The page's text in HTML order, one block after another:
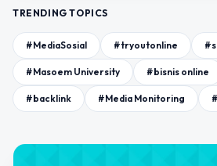
TRENDING TOPICS
#MediaSosial #tryoutonline
#Masoem University #bisnis online
#backlink #Media Monitoring